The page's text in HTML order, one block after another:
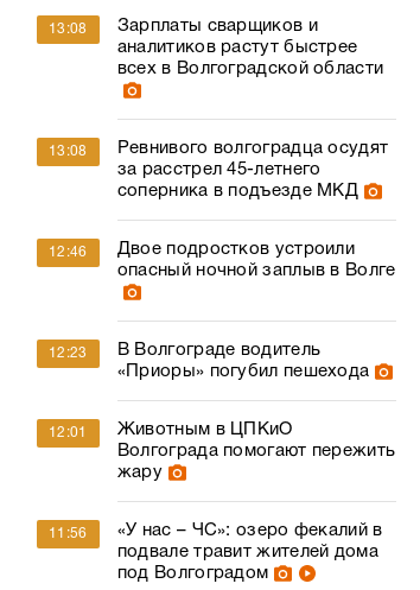
13:08
Зарплаты сварщиков и
аналитиков растут быстрее
всех в Волгоградской области
13:08
Ревнивого волгоградца осудят
за расстрел 45-летнего
соперника в подъезде МКД
12:46
Двое подростков устроили
опасный ночной заплыв в Волге
12:23
В Волгограде водитель
«Приоры» погубил пешехода
12:01
Животным в ЦПКиО
Волгограда помогают пережить
жару
11:56
«У нас – ЧС»: озеро фекалий в
подвале травит жителей дома
под Волгоградом